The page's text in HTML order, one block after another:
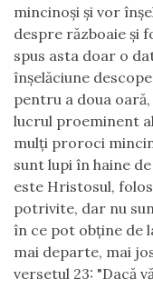
mincinoşi şi vor
despre războaie şi
spus asta doar o
înşelăciune
pentru a doua
lucrul proeminent
mulţi proroci
sunt lupi în haine
este Hristosul,
potrivite, dar nu
în ce pot obţine de
mai departe, mai
versetul 23: "Dacă